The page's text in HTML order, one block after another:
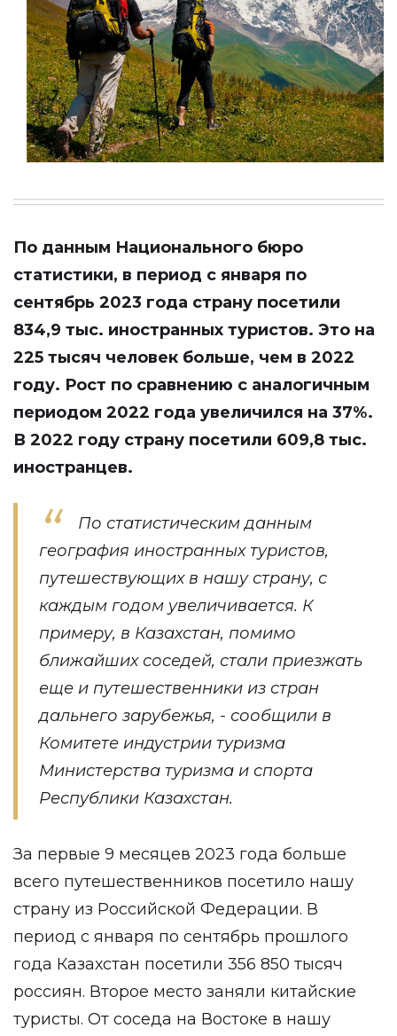
По данным Национального бюро
статистики, в период с января по
сентябрь 2023 года страну посетили
834,9 тыс. иностранных туристов. Это на
225 тысяч человек больше, чем в 2022
году. Рост по сравнению с аналогичным
периодом 2022 года увеличился на 37%.
В 2022 году страну посетили 609,8 тыс.
иностранцев.
По статистическим данным
география иностранных туристов,
путешествующих в нашу страну, с
каждым годом увеличивается. К
примеру, в Казахстан, помимо
ближайших соседей, стали приезжать
еще и путешественники из стран
дальнего зарубежья, - сообщили в
Комитете индустрии туризма
Министерства туризма и спорта
Республики Казахстан.
За первые 9 месяцев 2023 года больше
всего путешественников посетило нашу
страну из Российской Федерации. В
период с января по сентябрь прошлого
года Казахстан посетили 356 850 тысяч
россиян. Второе место заняли китайские
туристы. От соседа на Востоке в нашу